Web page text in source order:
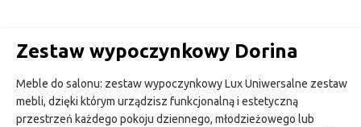
Zestaw wypoczynkowy Dorina
Meble do salonu: zestaw wypoczynkowy Lux Uniwersalne zestaw
mebli, dzięki którym urządzisz funkcjonalną i estetyczną
przestrzeń każdego pokoju dziennego, młodzieżowego lub